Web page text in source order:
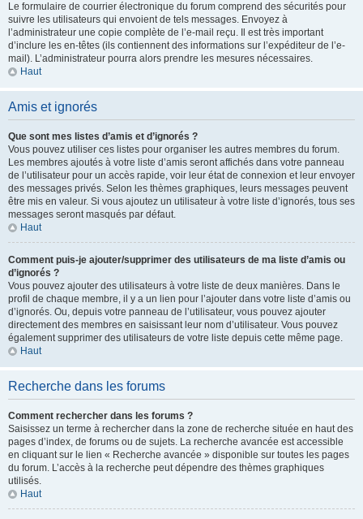
Le formulaire de courrier électronique du forum comprend des sécurités pour
suivre les utilisateurs qui envoient de tels messages. Envoyez à
l’administrateur une copie complète de l’e-mail reçu. Il est très important
d’inclure les en-têtes (ils contiennent des informations sur l’expéditeur de l’e-
mail). L’administrateur pourra alors prendre les mesures nécessaires.
Haut
Amis et ignorés
Que sont mes listes d’amis et d’ignorés ?
Vous pouvez utiliser ces listes pour organiser les autres membres du forum.
Les membres ajoutés à votre liste d’amis seront affichés dans votre panneau
de l’utilisateur pour un accès rapide, voir leur état de connexion et leur envoyer
des messages privés. Selon les thèmes graphiques, leurs messages peuvent
être mis en valeur. Si vous ajoutez un utilisateur à votre liste d’ignorés, tous ses
messages seront masqués par défaut.
Haut
Comment puis-je ajouter/supprimer des utilisateurs de ma liste d’amis ou
d’ignorés ?
Vous pouvez ajouter des utilisateurs à votre liste de deux manières. Dans le
profil de chaque membre, il y a un lien pour l’ajouter dans votre liste d’amis ou
d’ignorés. Ou, depuis votre panneau de l’utilisateur, vous pouvez ajouter
directement des membres en saisissant leur nom d’utilisateur. Vous pouvez
également supprimer des utilisateurs de votre liste depuis cette même page.
Haut
Recherche dans les forums
Comment rechercher dans les forums ?
Saisissez un terme à rechercher dans la zone de recherche située en haut des
pages d’index, de forums ou de sujets. La recherche avancée est accessible
en cliquant sur le lien « Recherche avancée » disponible sur toutes les pages
du forum. L’accès à la recherche peut dépendre des thèmes graphiques
utilisés.
Haut